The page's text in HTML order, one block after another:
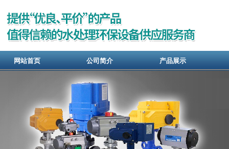
网站首页 公司简介 产品展示